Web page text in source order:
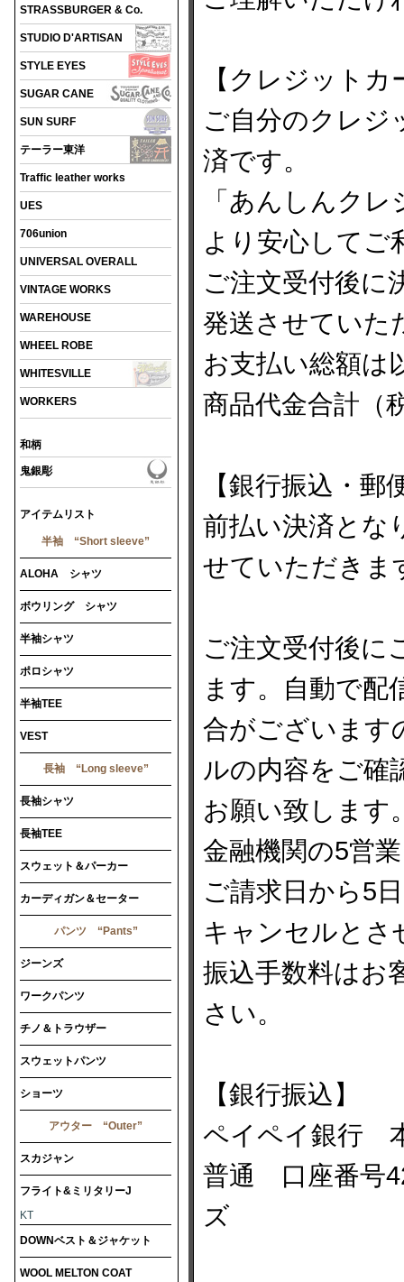
STRASSBURGER & Co.
STUDIO D'ARTISAN
STYLE EYES
SUGAR CANE
SUN SURF
テーラー東洋
Traffic leather works
UES
706union
UNIVERSAL OVERALL
VINTAGE WORKS
WAREHOUSE
WHEEL ROBE
WHITESVILLE
WORKERS
和柄
鬼銀彫
アイテムリスト
半袖 “Short sleeve”
ALOHA シャツ
ボウリング シャツ
半袖シャツ
ポロシャツ
半袖TEE
VEST
長袖 “Long sleeve”
長袖シャツ
長袖TEE
スウェット＆パーカー
カーディガン＆セーター
パンツ “Pants”
ジーンズ
ワークパンツ
チノ＆トラウザー
スウェットパンツ
ショーツ
アウター “Outer”
スカジャン
フライト&ミリタリーJ
KT
DOWNベスト＆ジャケット
WOOL MELTON COAT
【クレジットカ
ご自分のクレジ
済です。
「あんしんク
より安心してご
ご注文受付後に
発送させていた
お支払い総額は
商品代金合計（
【銀行振込・郵
前払い決済とな
せていただきま
ご注文受付後に
ます。自動で配
合がございます
ルの内容をご確
お願い致します
金融機関の5営
ご請求日から5
キャンセルとさ
振込手数料はお
さい。
【銀行振込】
ペイペイ銀行
普通 口座番号
ズ